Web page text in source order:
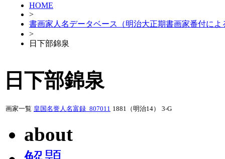
HOME
>
書画家人名データベース（明治大正期書画家番付によ
>
日下部錦泉
日下部錦泉
画家一覧 皇国名誉人名富録_807011 1881（明治14） 3-G
about